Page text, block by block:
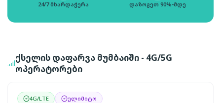
24/7 მხარდაჭერა დაზოგეთ 90%-მდე
ქსელის დაფარვა მუმბაიში - 4G/5G
ოპერატორები
4G/LTE ულიმიტო